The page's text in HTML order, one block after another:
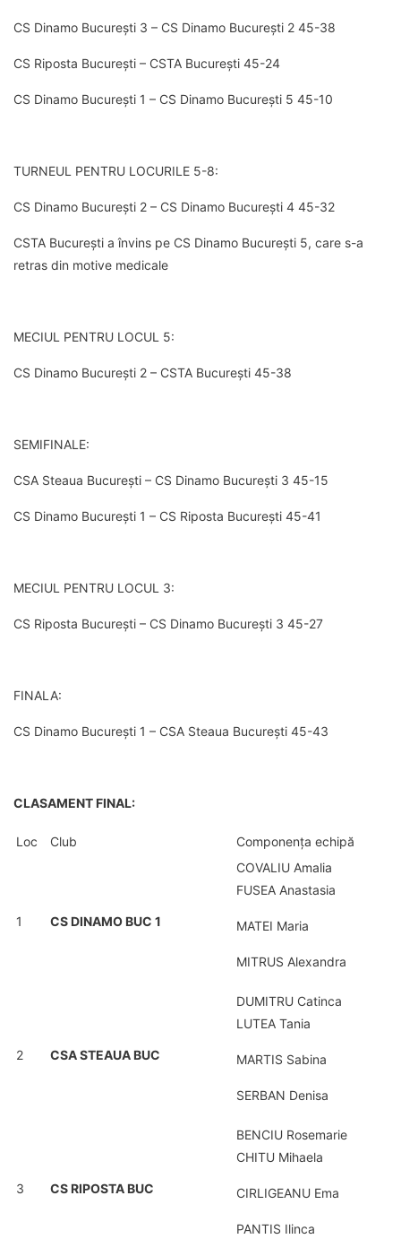
CS Dinamo București 3 – CS Dinamo București 2 45-38
CS Riposta București – CSTA București 45-24
CS Dinamo București 1 – CS Dinamo București 5 45-10
TURNEUL PENTRU LOCURILE 5-8:
CS Dinamo București 2 – CS Dinamo București 4 45-32
CSTA București a învins pe CS Dinamo București 5, care s-a
retras din motive medicale
MECIUL PENTRU LOCUL 5:
CS Dinamo București 2 – CSTA București 45-38
SEMIFINALE:
CSA Steaua București – CS Dinamo București 3 45-15
CS Dinamo București 1 – CS Riposta București 45-41
MECIUL PENTRU LOCUL 3:
CS Riposta București – CS Dinamo București 3 45-27
FINALA:
CS Dinamo București 1 – CSA Steaua București 45-43
CLASAMENT FINAL:
Loc Club Componența echipă
1 CS DINAMO BUC 1
COVALIU Amalia
FUSEA Anastasia
MATEI Maria
MITRUS Alexandra
2 CSA STEAUA BUC
DUMITRU Catinca
LUTEA Tania
MARTIS Sabina
SERBAN Denisa
3 CS RIPOSTA BUC
BENCIU Rosemarie
CHITU Mihaela
CIRLIGEANU Ema
PANTIS Ilinca